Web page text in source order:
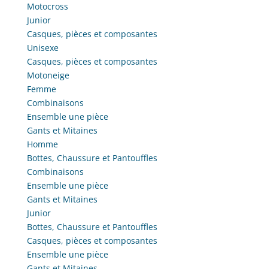
Motocross
Junior
Casques, pièces et composantes
Unisexe
Casques, pièces et composantes
Motoneige
Femme
Combinaisons
Ensemble une pièce
Gants et Mitaines
Homme
Bottes, Chaussure et Pantouffles
Combinaisons
Ensemble une pièce
Gants et Mitaines
Junior
Bottes, Chaussure et Pantouffles
Casques, pièces et composantes
Ensemble une pièce